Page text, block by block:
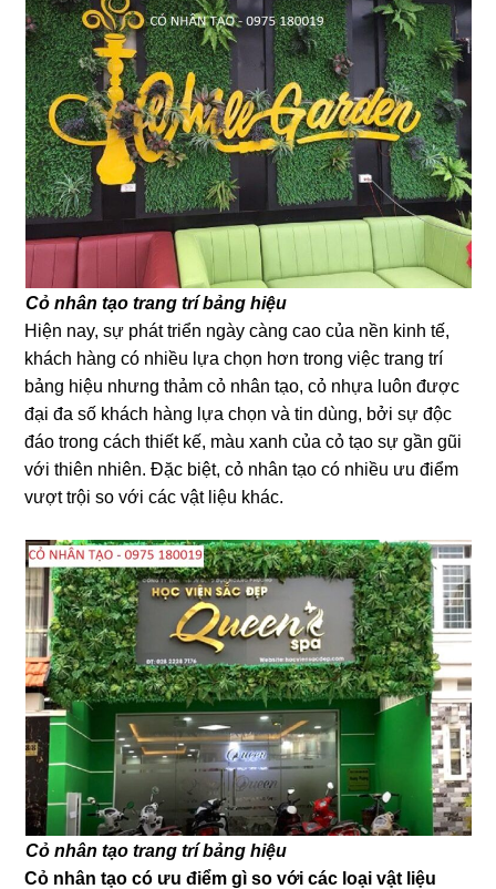
Cỏ nhân tạo trang trí bảng hiệu
Hiện nay, sự phát triển ngày càng cao của nền kinh tế,
khách hàng có nhiều lựa chọn hơn trong việc trang trí
bảng hiệu nhưng thảm cỏ nhân tạo, cỏ nhựa luôn được
đại đa số khách hàng lựa chọn và tin dùng, bởi sự độc
đáo trong cách thiết kế, màu xanh của cỏ tạo sự gần gũi
với thiên nhiên. Đặc biệt, cỏ nhân tạo có nhiều ưu điểm
vượt trội so với các vật liệu khác.
Cỏ nhân tạo trang trí bảng hiệu
Cỏ nhân tạo có ưu điểm gì so với các loại vật liệu